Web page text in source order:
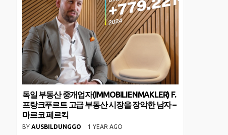
독일 부동산 중개업자(IMMOBILIENMAKLER) F.
프랑크푸르트 고급 부동산 시장을 장악한 남자 –
마르코 페르킥
BY AUSBILDUNGGO 1 YEAR AGO